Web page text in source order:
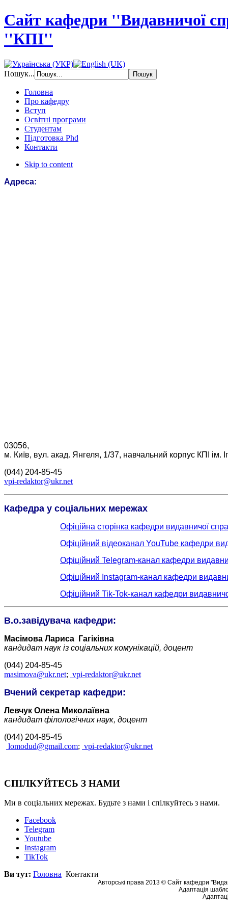
Сайт кафедри ''Видавничої
''КПІ''
Пошук...
Головна
Про кафедру
Вступ
Освітні програми
Студентам
Підготовка Phd
Контакти
Skip to content
Адреса:
03056,
м. Київ, вул. акад. Янгеля, 1/37, навчальний корпус КПІ ім.
(044) 204-85-45
vpi-redaktor@ukr.net
Кафедра у соціальних мережах
Офіційна сторінка кафедри видавничої
Офіційний відеоканал YouTube кафедри
Офіційний Telegram-канал кафедри
Офіційний Instagram-канал кафедри
Офіційний Tik-Tok-канал кафедри
В.о.завідувача кафедри:
Масімова Лариса Гагіківна
кандидат наук із соціальних комунікацій, доцент
(044) 204-85-45
masimova@ukr.net; vpi-redaktor@ukr.net
Вчений секретар кафедри:
Левчук Олена Миколаївна
кандидат філологічних наук, доцент
(044) 204-85-45
lomodud@gmail.com; vpi-redaktor@ukr.net
СПІЛКУЙТЕСЬ З НАМИ
Ми в соціальних мережах. Будьте з нами і спілкуйтесь з нами.
Facebook
Telegram
Youtube
Instagram
TikTok
Ви тут: Головна Контакти
Авторські права 2013 © Сайт кафедри
Адаптація